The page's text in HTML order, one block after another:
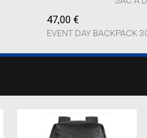
47,00 €
EVENT DAY BACKPACK